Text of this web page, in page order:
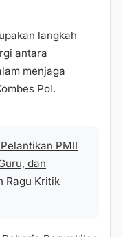
langkah
antara
menjaga
Pol.
PMII
dan
Ragu Kritik